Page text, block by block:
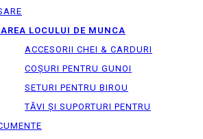
LOCULUI DE MUNCA
ACCESORII CHEI & СARDURI
COȘURI PENTRU GUNOI
SETURI PENTRU BIROU
TĂVI ȘI SUPORTURI PENTRU